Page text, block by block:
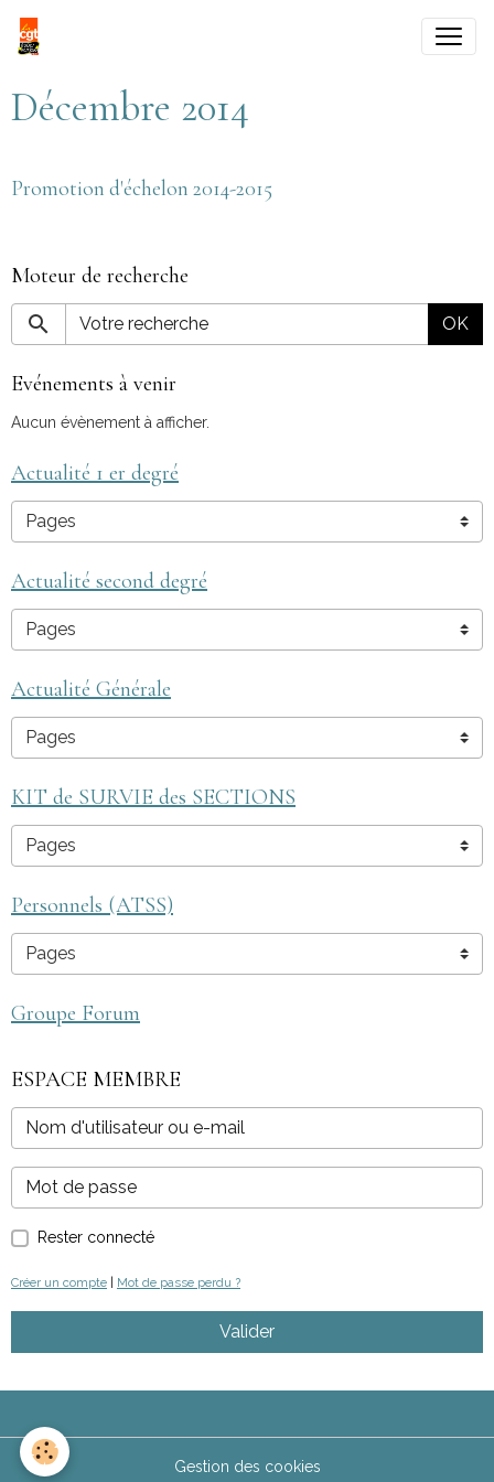
Décembre 2014
Promotion d'échelon 2014-2015
Moteur de recherche
OK
Evénements à venir
Aucun évènement à afficher.
Actualité 1 er degré
Actualité second degré
Actualité Générale
KIT de SURVIE des SECTIONS
Personnels (ATSS)
Groupe Forum
ESPACE MEMBRE
Rester connecté
Créer un compte Mot de passe perdu ?
Valider
Gestion des cookies